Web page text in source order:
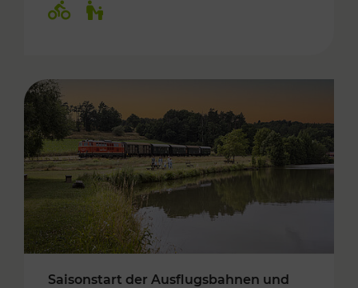
Saisonstart der Ausflugsbahnen und